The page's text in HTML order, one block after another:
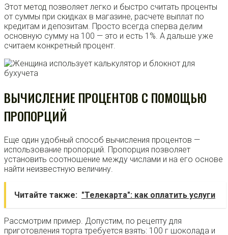
Этот метод позволяет легко и быстро считать проценты
от суммы при скидках в магазине, расчете выплат по
кредитам и депозитам. Просто всегда сперва делим
основную сумму на 100 — это и есть 1%. А дальше уже
считаем конкретный процент.
ВЫЧИСЛЕНИЕ ПРОЦЕНТОВ С ПОМОЩЬЮ
ПРОПОРЦИЙ
Еще один удобный способ вычисления процентов —
использование пропорций. Пропорция позволяет
установить соотношение между числами и на его основе
найти неизвестную величину.
Читайте также: "Телекарта": как оплатить услуги
Рассмотрим пример. Допустим, по рецепту для
приготовления торта требуется взять: 100 г шоколада и